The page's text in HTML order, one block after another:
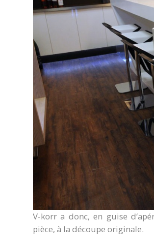
V-korr a donc, en guise
pièce, à la découpe originale.